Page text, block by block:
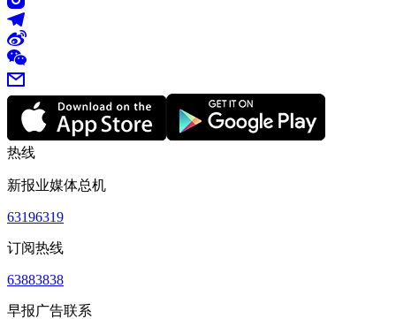
热线
新报业媒体总机
63196319
订阅热线
63883838
早报广告联系